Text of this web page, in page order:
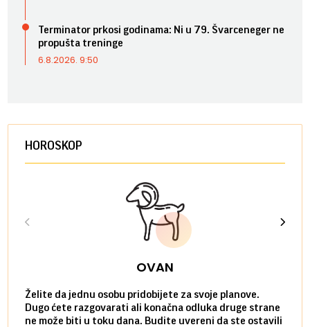
Terminator prkosi godinama: Ni u 79. Švarceneger ne
propušta treninge
6.8.2026. 9:50
HOROSKOP
OVAN
Želite da jednu osobu pridobijete za svoje planove.
Dugo ćete razgovarati ali konačna odluka druge strane
ne može biti u toku dana. Budite uvereni da ste ostavili